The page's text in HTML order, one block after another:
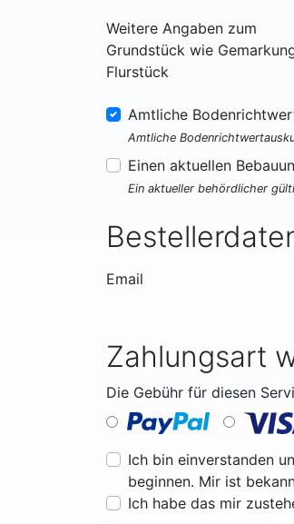
Weitere Angaben zum
Grundstück wie
Flurstück
Amtliche
Amtliche
Einen aktuellen
Ein aktueller behördlicher
Email
Zahlungsart
Die Gebühr für diesen
Ich bin einverstanden
beginnen. Mir ist
Ich habe das mir